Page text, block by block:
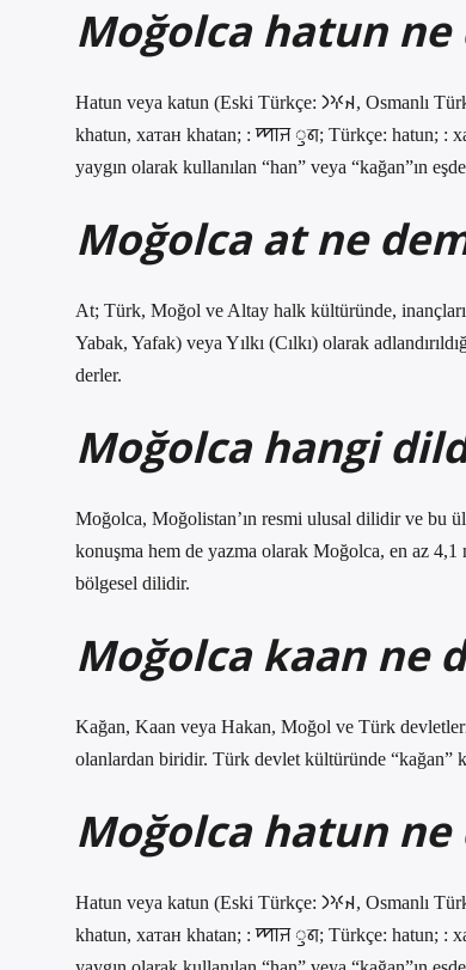
Moğolca hatun ne
Hatun veya katun (Eski Türkçe: 𐰴𐰍𐰣‎, Osmanlı Türkçesi: خاتون‎ ‘hatun veya قادین ‘kadın’, Özbekçe: xotin, Moğolca: ᠬᠠᠲᠤᠨ,
khatun, хатан khatan; : ꠈꠣꠔ ꠥꠘ; Türkçe: hatun; :
yaygın olarak kullanılan “han” veya “kağan”ın
Moğolca at ne
At; Türk, Moğol ve Altay halk kültüründe,
Yabak, Yafak) veya Yılkı (Cılkı) olarak
derler.
Moğolca hangi
Moğolca, Moğolistan’ın resmi ulusal dilidir ve bu
konuşma hem de yazma olarak Moğolca, en az
bölgesel dilidir.
Moğolca kaan ne
Kağan, Kaan veya Hakan, Moğol ve Türk
olanlardan biridir. Türk devlet kültüründe “kağan”
Moğolca hatun ne
Hatun veya katun (Eski Türkçe: 𐰴𐰍𐰣‎, Osmanlı Türkçesi: خاتون‎ ‘hatun veya قادین ‘kadın’, Özbekçe: xotin, Moğolca: ᠬᠠᠲᠤᠨ,
khatun, хатан khatan; : ꠈꠣꠔ ꠥꠘ; Türkçe: hatun; :